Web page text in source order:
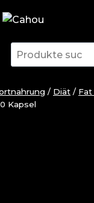
Suchen
nach:
/ Diät /
Kapsel